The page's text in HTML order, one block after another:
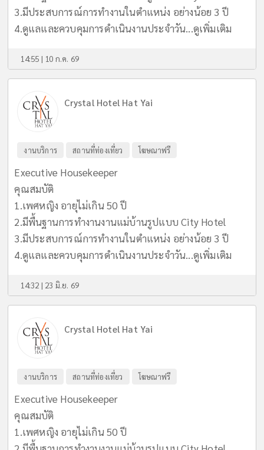
3.มีประสบการณ์การทำงานในตำแหน่ง อย่างน้อย 3 ปี
4.ดูแลและควบคุมการดำเนินงานประจำวัน...ดูเพิ่มเติม
14:55 | 10 ก.ค. 69
Crystal Hotel Hat Yai
งานบริการ สถานที่ท่องเที่ยว โฆษณาฟรี
Executive Housekeeper
คุณสมบัติ
1.เพศหญิง อายุไม่เกิน 50 ปี
2.มีพื้นฐานการทำงานงานแม่บ้านรูปแบบ City Hotel
3.มีประสบการณ์การทำงานในตำแหน่ง อย่างน้อย 3 ปี
4.ดูแลและควบคุมการดำเนินงานประจำวัน...ดูเพิ่มเติม
14:32 | 23 มิ.ย. 69
Crystal Hotel Hat Yai
งานบริการ สถานที่ท่องเที่ยว โฆษณาฟรี
Executive Housekeeper
คุณสมบัติ
1.เพศหญิง อายุไม่เกิน 50 ปี